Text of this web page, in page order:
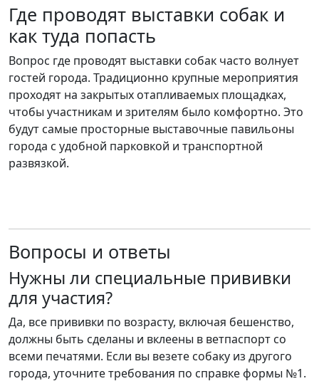
Где проводят выставки собак и
как туда попасть
Вопрос где проводят выставки собак часто волнует
гостей города. Традиционно крупные мероприятия
проходят на закрытых отапливаемых площадках,
чтобы участникам и зрителям было комфортно. Это
будут самые просторные выставочные павильоны
города с удобной парковкой и транспортной
развязкой.
Вопросы и ответы
Нужны ли специальные прививки
для участия?
Да, все прививки по возрасту, включая бешенство,
должны быть сделаны и вклеены в ветпаспорт со
всеми печатями. Если вы везете собаку из другого
города, уточните требования по справке формы №1.